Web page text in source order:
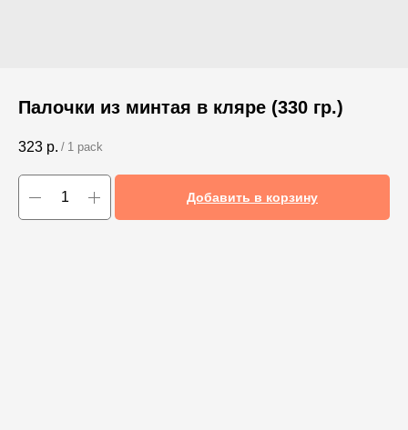
Палочки из минтая в кляре (330 гр.)
323 р. / 1 pack
Добавить в корзину